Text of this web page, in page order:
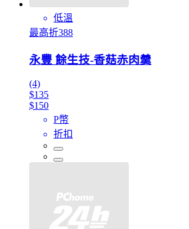
低溫
最高折388
永豐 餘生技-香菇赤肉羹
(4)
$135
$150
P幣
折扣